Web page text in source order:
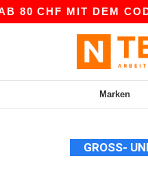
CHF MIT DEM
Marken
GROSS-